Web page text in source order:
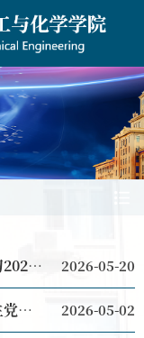
2026-05-20
作风建...
2026-05-02
神